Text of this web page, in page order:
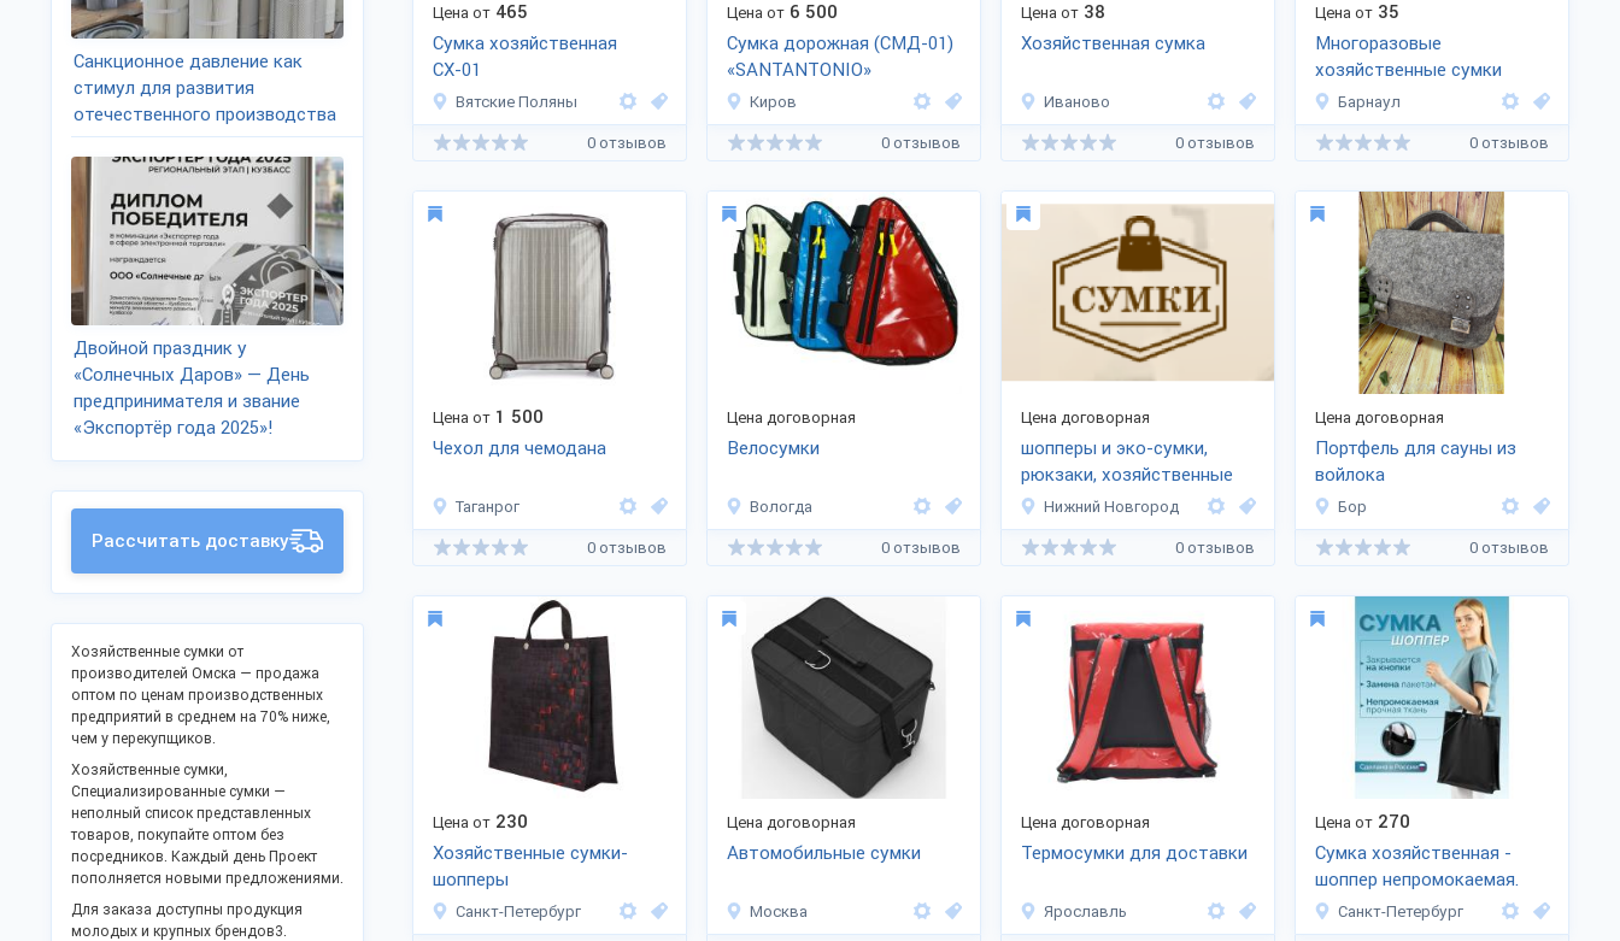
Цена от 465
Сумка хозяйственная
СХ-01
Вятские Поляны
0 отзывов
Цена от 6 500
Сумка дорожная (СМД-01)
«SANTANTONIO»
Киров
0 отзывов
Цена от 38
Хозяйственная сумка
Иваново
0 отзывов
Цена от 35
Многоразовые
хозяйственные сумки
Барнаул
0 отзывов
Цена от 1 500
Чехол для чемодана
Таганрог
0 отзывов
Цена договорная
Велосумки
Вологда
0 отзывов
Цена договорная
шопперы и эко-сумки,
рюкзаки, хозяйственные
Нижний Новгород
0 отзывов
Цена договорная
Портфель для сауны из
войлока
Бор
0 отзывов
Цена от 230
Хозяйственные сумки-
шопперы
Санкт-Петербург
Цена договорная
Автомобильные сумки
Москва
Цена договорная
Термосумки для доставки
Ярославль
Цена от 270
Сумка хозяйственная -
шоппер непромокаемая.
Санкт-Петербург
Санкционное давление как
стимул для развития
отечественного производства
Двойной праздник у
«Солнечных Даров» — День
предпринимателя и звание
«Экспортёр года 2025»!
Рассчитать доставку
Хозяйственные сумки от
производителей Омска — продажа
оптом по ценам производственных
предприятий в среднем на 70% ниже,
чем у перекупщиков.
Хозяйственные сумки,
Специализированные сумки —
неполный список представленных
товаров, покупайте оптом без
посредников. Каждый день Проект
пополняется новыми предложениями.
Для заказа доступны продукция
молодых и крупных брендов3.